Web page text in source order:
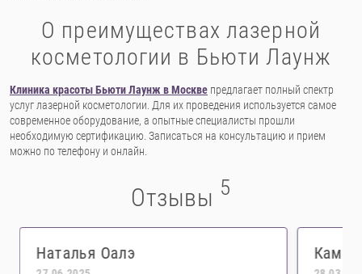
О преимуществах лазерной
косметологии в Бьюти Лаунж
Клиника красоты Бьюти Лаунж в Москве предлагает полный спектр
услуг лазерной косметологии. Для их проведения используется самое
современное оборудование, а опытные специалисты прошли
необходимую сертификацию. Записаться на консультацию и прием
можно по телефону и онлайн.
Отзывы 5
Наталья Оалэ